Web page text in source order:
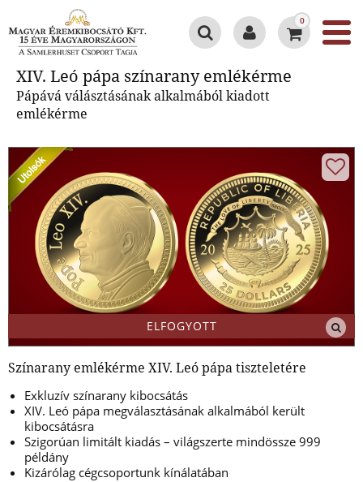
0
XIV. Leó pápa színarany emlékérme
Pápává válásztásának alkalmából kiadott
emlékérme
ELFOGYOTT
Színarany emlékérme XIV. Leó pápa tiszteletére
Exkluzív színarany kibocsátás
XIV. Leó pápa megválasztásának alkalmából került
kibocsátásra
Szigorúan limitált kiadás – világszerte mindössze 999
példány
Kizárólag cégcsoportunk kínálatában
XIV. Leó pápa színarany
emlékérme